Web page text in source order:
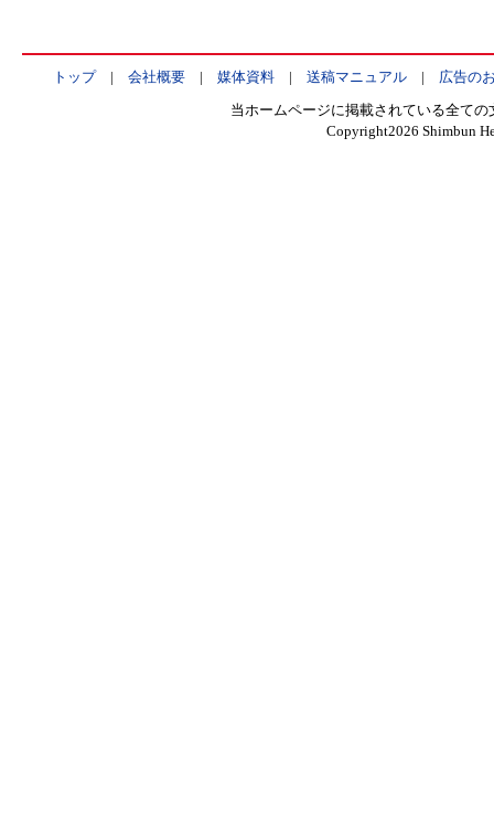
トップ| 会社概要| 媒体資料| 送稿マニュアル| 広告の
当ホームページに掲載されている全て
Copyright2026 Shimbun